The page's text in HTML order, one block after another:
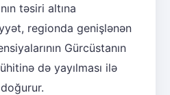
təsiri altına
regionda genişlənən
Gürcüstanın
də yayılması ilə